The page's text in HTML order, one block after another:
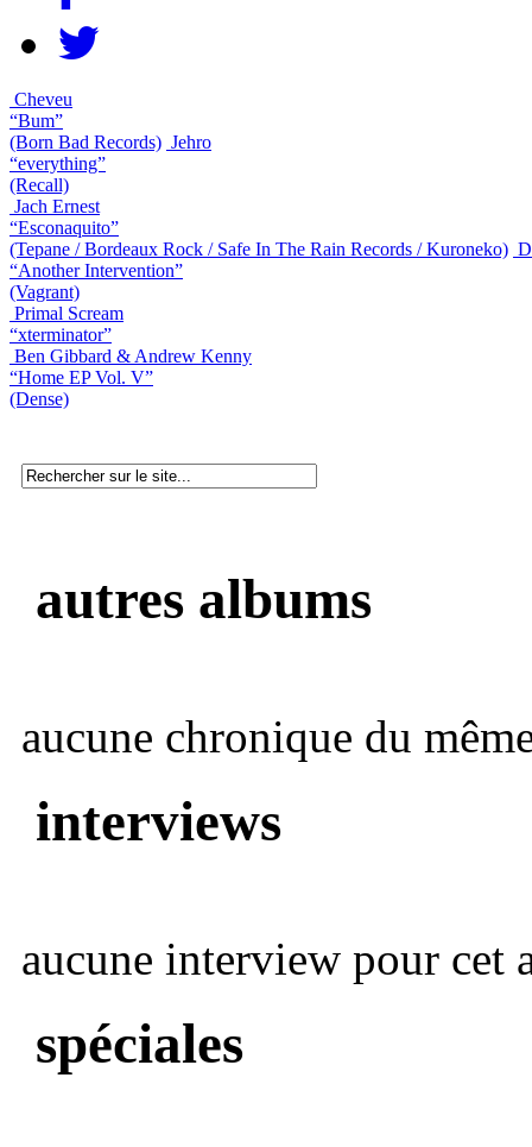
Cheveu
“Bum”
(Born Bad Records) Jehro
“everything”
(Recall)
Jach Ernest
“Esconaquito”
(Tepane / Bordeaux Rock / Safe In The Rain Records / Kuroneko)
“Another Intervention”
(Vagrant)
Primal Scream
“xterminator”
Ben Gibbard & Andrew Kenny
“Home EP Vol. V”
(Dense)
autres albums
aucune chronique du
interviews
aucune interview pour cet
spéciales